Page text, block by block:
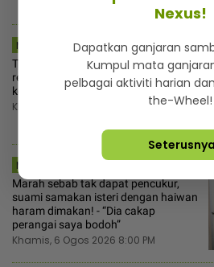
MSTAR | SEMASA
Tiga anggota polis maut terkena
renjatan elektrik… Galah besi kait
kelapa dipercayai jadi punca
Khamis, 6 Ogos 2026 8:30 PM
MSTAR | VIRAL
Marah sebab tak dapat pencukur,
suami samakan isteri dengan haiwan
haram dimakan! - “Dia cakap
perangai saya bodoh”
Khamis, 6 Ogos 2026 8:00 PM
Nexus!
Dapatkan ganjaran
Kumpul mata
pelbagai aktiviti harian
the-Wheel!
Seterusnya